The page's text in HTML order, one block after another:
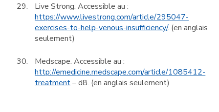
Live Strong. Accessible au :
https://www.livestrong.com/article/295047-
exercises-to-help-venous-insufficiency/. (en anglais
seulement)
Medscape. Accessible au :
http://emedicine.medscape.com/article/1085412-
treatment– d8. (en anglais seulement)